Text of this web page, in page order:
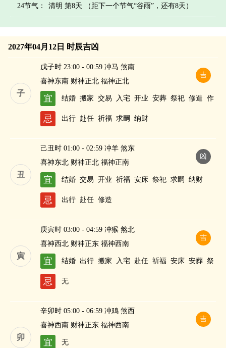
24节气： 清明 第8天 （距下一个节气“谷雨”，还有8天）
2027年04月12日 时辰吉凶
子
吉
戊子时 23:00 - 00:59 冲马 煞南
喜神东南 财神正北 福神正北
宜 结婚 搬家 交易 入宅 开业 安葬 祭祀 修造 作
灶
酬神 斋醮
忌 出行 赴任 祈福 求嗣 纳财
丑
凶
己丑时 01:00 - 02:59 冲羊 煞东
喜神东北 财神正北 福神正南
宜 结婚 交易 开业 祈福 安床 祭祀 求嗣 纳财
忌 出行 赴任 修造
寅
吉
庚寅时 03:00 - 04:59 冲猴 煞北
喜神西北 财神正东 福神西南
宜 结婚 出行 搬家 入宅 赴任 祈福 安床 安葬 祭
忌 无
卯
吉
辛卯时 05:00 - 06:59 冲鸡 煞西
喜神西南 财神正东 福神西南
宜 无